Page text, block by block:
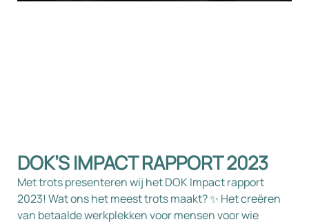
DOK’S IMPACT RAPPORT 2023
Met trots presenteren wij het DOK Impact rapport
2023! Wat ons het meest trots maakt? ✨ Het creëren
van betaalde werkplekken voor mensen voor wie